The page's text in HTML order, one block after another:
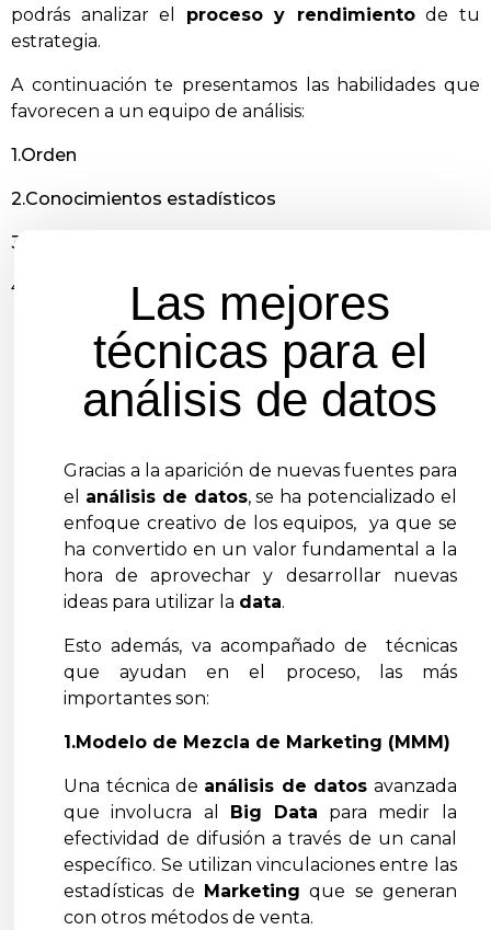
podrás analizar el proceso y rendimientode tu
estrategia.
A continuación te presentamos las habilidades que
favorecen a un equipo de análisis:
1.Orden
2.Conocimientos estadísticos
3.Pensamiento crítico
4.Resolución de problemasLas mejores
técnicas para el
análisis de datos
Gracias a la aparición de nuevas fuentes para
el análisis de datos, se ha potencializado el
enfoque creativo de los equipos, ya que se
ha convertido en un valor fundamental a la
hora de aprovechar y desarrollar nuevas
ideas para utilizar la data.
Esto además, va acompañado de técnicas
que ayudan en el proceso, las más
importantes son:
1.Modelo de Mezcla de Marketing (MMM)
Una técnica de análisis de datos avanzada
que involucra al Big Data para medir la
efectividad de difusión a través de un canal
específico. Se utilizan vinculaciones entre las
estadísticas de Marketing que se generan
con otros métodos de venta.